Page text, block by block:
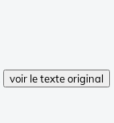
voir le texte original